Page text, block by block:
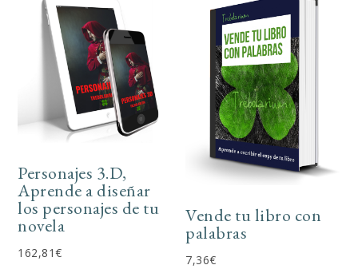
Personajes 3.D,
Aprende a diseñar
los personajes de tu
novela
162,81€
Vende tu libro con
palabras
7,36€